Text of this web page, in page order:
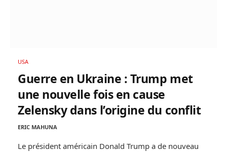
USA
Guerre en Ukraine : Trump met
une nouvelle fois en cause
Zelensky dans l’origine du conflit
ERIC MAHUNA
Le président américain Donald Trump a de nouveau